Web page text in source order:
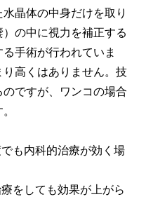
晶体の中身だけを取り
の中に視力を補正する
手術が行われていま
高くはありません。技
ですが、ワンコの場合
も内科的治療が効く場
をしても効果が上がら